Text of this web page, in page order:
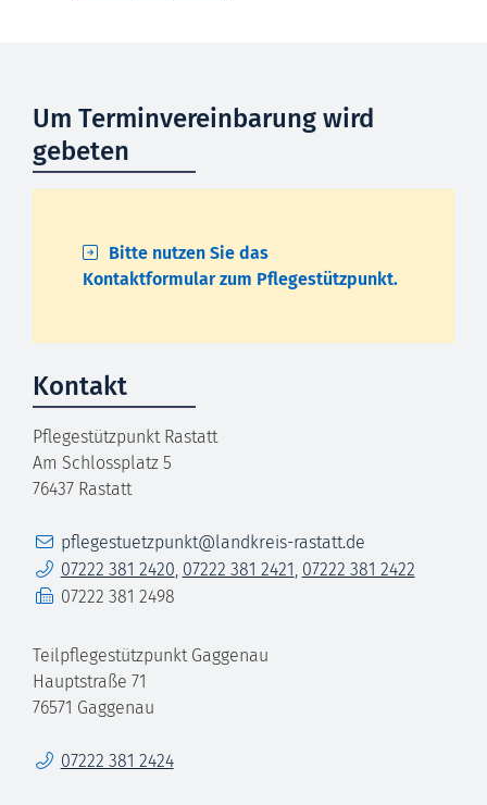
Um Terminvereinbarung wird
gebeten
Bitte nutzen Sie das
Kontaktformular zum Pflegestützpunkt.
Kontakt
Pflegestützpunkt Rastatt
Am Schlossplatz 5
76437 Rastatt
E-Mailpflegestuetzpunkt@landkreis-rastatt.de
Telefon07222 381 2420, 07222 381 2421 , 07222 381 2422
Fax 07222 381 2498
Teilpflegestützpunkt Gaggenau
Hauptstraße 71
76571 Gaggenau
Telefon07222 381 2424